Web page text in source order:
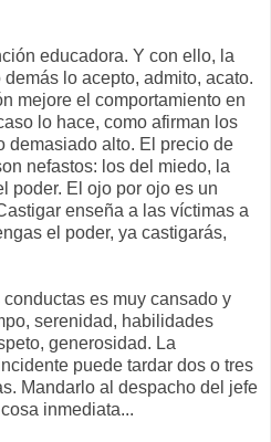
educadora. Y con ello, la
lo acepto, admito, acato.
mejore el comportamiento en
lo hace, como afirman los
demasiado alto. El precio de
nefastos: los del miedo, la
poder. El ojo por ojo es un
enseña a las víctimas a
el poder, ya castigarás,
es muy cansado y
serenidad, habilidades
generosidad. La
puede tardar dos o tres
Mandarlo al despacho del jefe
inmediata...